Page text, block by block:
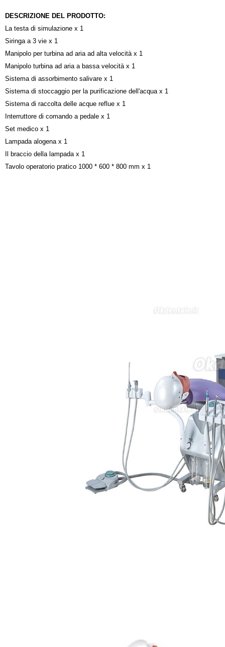
DESCRIZIONE DEL PRODOTTO:
La testa di simulazione x 1
Siringa a 3 vie x 1
Manipolo per turbina ad aria ad alta velocità x 1
Manipolo turbina ad aria a bassa velocità x 1
Sistema di assorbimento salivare x 1
Sistema di stoccaggio per la purificazione dell'acqua x 1
Sistema di raccolta delle acque reflue x 1
Interruttore di comando a pedale x 1
Set medico x 1
Lampada alogena x 1
Il braccio della lampada x 1
Tavolo operatorio pratico 1000 * 600 * 800 mm x 1